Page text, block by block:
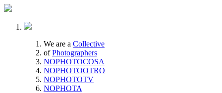
We are a Collective
of Photographers
NOPHOTOCOSA
NOPHOTOOTRO
NOPHOTOTV
NOPHOTA